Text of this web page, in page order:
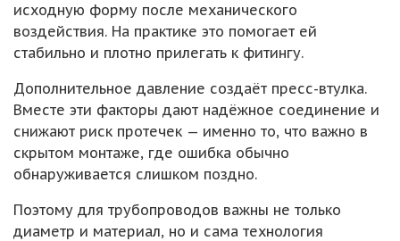
исходную форму после механического
воздействия. На практике это помогает ей
стабильно и плотно прилегать к фитингу.
Дополнительное давление создаёт пресс-втулка.
Вместе эти факторы дают надёжное соединение и
снижают риск протечек — именно то, что важно в
скрытом монтаже, где ошибка обычно
обнаруживается слишком поздно.
Поэтому для трубопроводов важны не только
диаметр и материал, но и сама технология